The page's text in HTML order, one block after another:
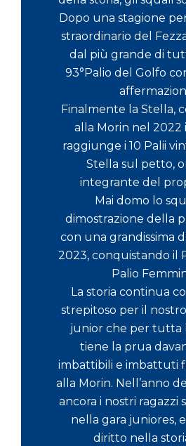
Dopo una stagione
straordinario del
dal più grande di
93°Palio del Golfo
Finalmente la Stella,
alla Morin nel 2022
raggiunge i 10 Palii
Stella sul petto,
integrante del
Mai domo lo
dimostrazione della
con una grandissima
2023, conquistando il
Palio
La storia continua
strepitoso per il
junior che per tutta
tiene la prua
imbattibili e imbattuti
alla Morin. Nell’anno
ancora i nostri ragazzi
nella gara juniores,
diritto nella